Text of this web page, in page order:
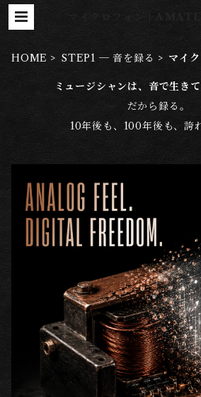
マイクロフォン |
HOME STEP1 ─ 音を録る マイ
ミュージシャンは、音で生きて
だから録る。
10年後も、100年後も、誇